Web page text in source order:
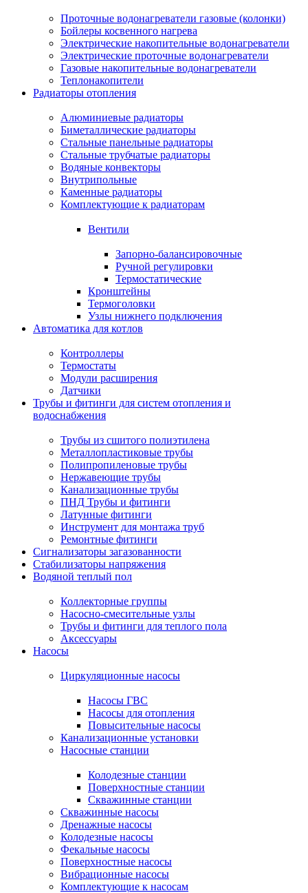
Проточные водонагреватели газовые (колонки)
Бойлеры косвенного нагрева
Электрические накопительные водонагреватели
Электрические проточные водонагреватели
Газовые накопительные водонагреватели
Теплонакопители
Радиаторы отопления
Алюминиевые радиаторы
Биметаллические радиаторы
Стальные панельные радиаторы
Стальные трубчатые радиаторы
Водяные конвекторы
Внутрипольные
Каменные радиаторы
Комплектующие к радиаторам
Вентили
Запорно-балансировочные
Ручной регулировки
Термостатические
Кронштейны
Термоголовки
Узлы нижнего подключения
Автоматика для котлов
Контроллеры
Термостаты
Модули расширения
Датчики
Трубы и фитинги для систем отопления и
водоснабжения
Трубы из сшитого полиэтилена
Металлопластиковые трубы
Полипропиленовые трубы
Нержавеющие трубы
Канализационные трубы
ПНД Трубы и фитинги
Латунные фитинги
Инструмент для монтажа труб
Ремонтные фитинги
Сигнализаторы загазованности
Стабилизаторы напряжения
Водяной теплый пол
Коллекторные группы
Насосно-смесительные узлы
Трубы и фитинги для теплого пола
Аксессуары
Насосы
Циркуляционные насосы
Насосы ГВС
Насосы для отопления
Повысительные насосы
Канализационные установки
Насосные станции
Колодезные станции
Поверхностные станции
Скважинные станции
Скважинные насосы
Дренажные насосы
Колодезные насосы
Фекальные насосы
Поверхностные насосы
Вибрационные насосы
Комплектующие к насосам